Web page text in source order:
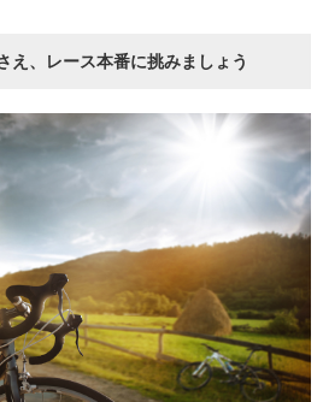
え、レース本番に挑みましょう